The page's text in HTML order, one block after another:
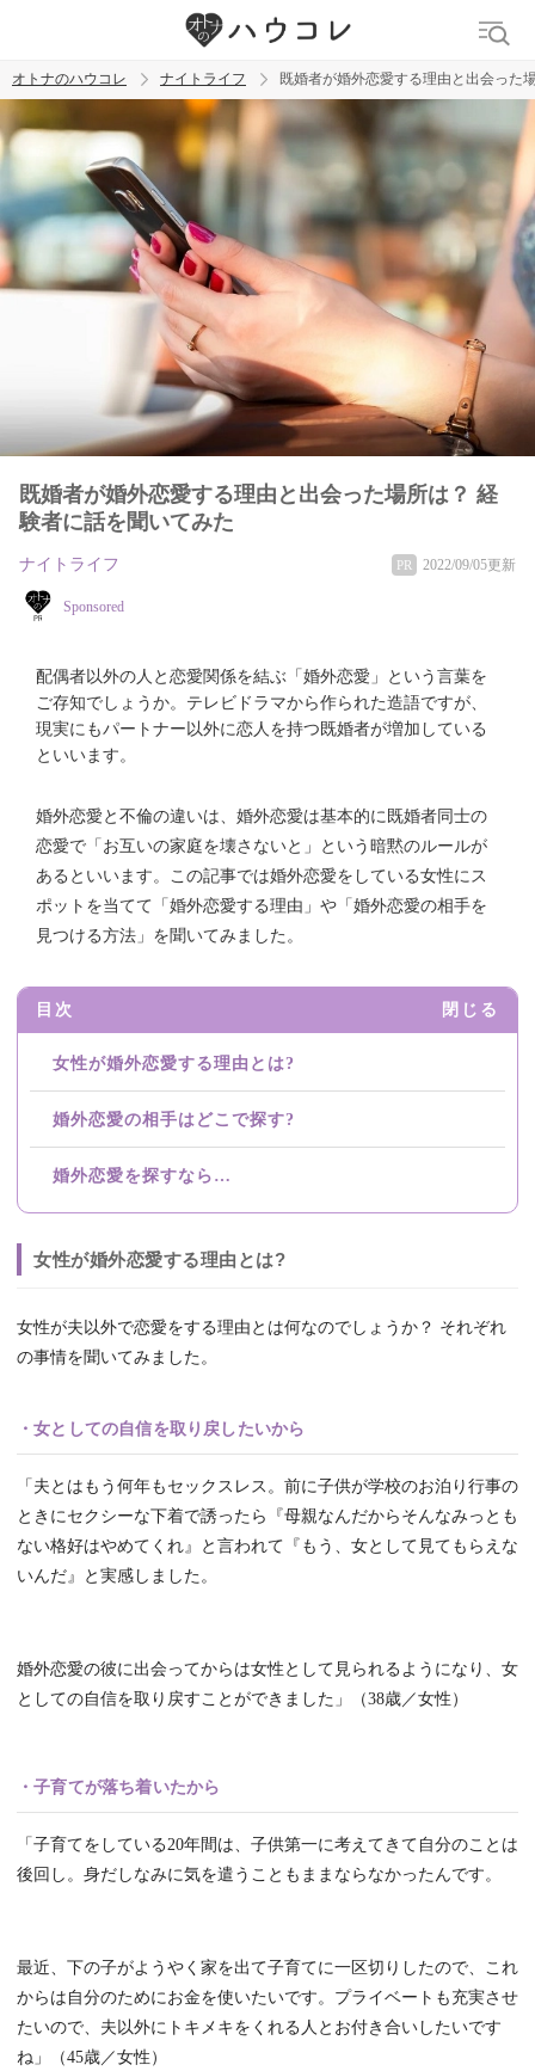
トレンド ワード
ラブグッズ 乳首 吸うやつ
オトナのハウコレ ナイトライフ 既婚者が婚外恋愛する理由と出会った
既婚者が婚外恋愛する理由と出会った場所は？ 経
験者に話を聞いてみた
ナイトライフ PR 2022/09/05更新
Sponsored
配偶者以外の人と恋愛関係を結ぶ「婚外恋愛」という言葉を
ご存知でしょうか。テレビドラマから作られた造語ですが、
現実にもパートナー以外に恋人を持つ既婚者が増加している
といいます。
婚外恋愛と不倫の違いは、婚外恋愛は基本的に既婚者同士の
恋愛で「お互いの家庭を壊さないと」という暗黙のルールが
あるといいます。この記事では婚外恋愛をしている女性にス
ポットを当てて「婚外恋愛する理由」や「婚外恋愛の相手を
見つける方法」を聞いてみました。
目次 閉じる
女性が婚外恋愛する理由とは?
婚外恋愛の相手はどこで探す?
婚外恋愛を探すなら…
女性が婚外恋愛する理由とは?
女性が夫以外で恋愛をする理由とは何なのでしょうか？ それぞれ
の事情を聞いてみました。
・女としての自信を取り戻したいから
「夫とはもう何年もセックスレス。前に子供が学校のお泊り行事の
ときにセクシーな下着で誘ったら『母親なんだからそんなみっとも
ない格好はやめてくれ』と言われて『もう、女として見てもらえな
いんだ』と実感しました。
婚外恋愛の彼に出会ってからは女性として見られるようになり、女
としての自信を取り戻すことができました」（38歳／女性）
・子育てが落ち着いたから
「子育てをしている20年間は、子供第一に考えてきて自分のことは
後回し。身だしなみに気を遣うこともままならなかったんです。
最近、下の子がようやく家を出て子育てに一区切りしたので、これ
からは自分のためにお金を使いたいです。プライベートも充実させ
たいので、夫以外にトキメキをくれる人とお付き合いしたいです
ね」（45歳／女性）